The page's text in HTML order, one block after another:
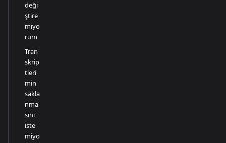
deği
ştire
miyo
rum
Tran
skrip
tleri
min
sakla
nma
sını
iste
miyo